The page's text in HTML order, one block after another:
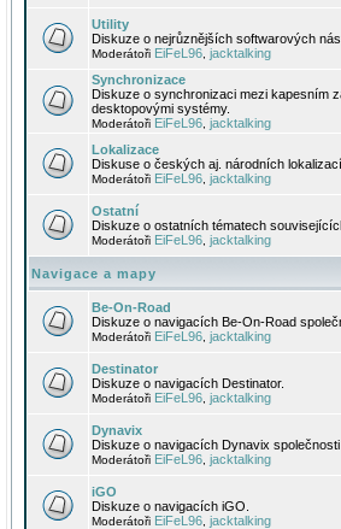
Utility
Diskuze o nejrůznějších softwarových
Moderátoři EiFeL96 jacktalking
Synchronizace
Diskuze o synchronizaci mezi kapesním
desktopovými systémy.
Moderátoři EiFeL96 jacktalking
Lokalizace
Diskuse o českých aj. národních
Moderátoři EiFeL96 jacktalking
Ostatní
Diskuze o ostatních tématech
Moderátoři EiFeL96 jacktalking
Navigace a mapy
Be-On-Road
Diskuze o navigacích Be-On-Road
Moderátoři EiFeL96 jacktalking
Destinator
Diskuze o navigacích Destinator.
Moderátoři EiFeL96 jacktalking
Dynavix
Diskuze o navigacích Dynavix společnosti
Moderátoři EiFeL96 jacktalking
iGO
Diskuze o navigacích iGO.
Moderátoři EiFeL96 jacktalking